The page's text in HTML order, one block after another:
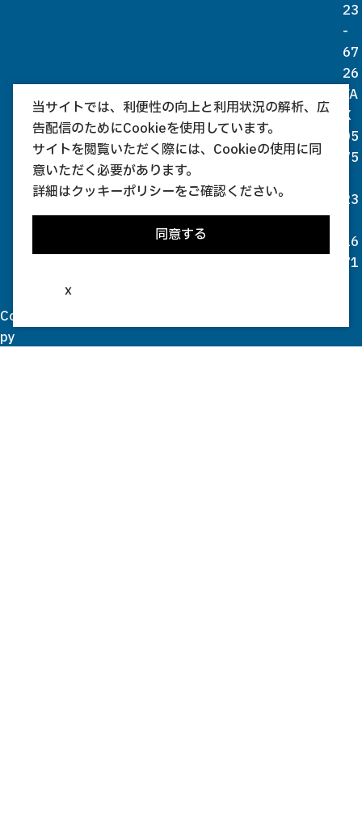
23
-
67
26
FA
X
05
75
23
16
71
Co
py
当サイトでは、利便性の向上と利用状況の解析、広
告配信のためにCookieを使用しています。
サイトを閲覧いただく際には、Cookieの使用に同
意いただく必要があります。
詳細はクッキーポリシーをご確認ください。
同意する
x